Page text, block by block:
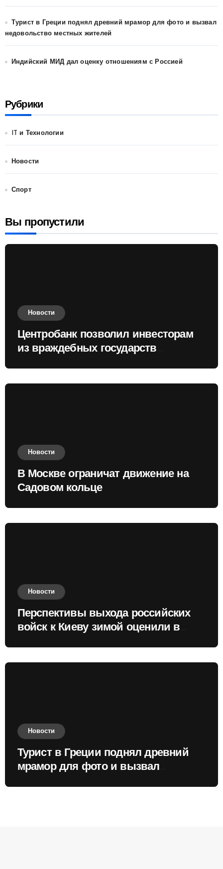
Турист в Греции поднял древний мрамор для фото и вызвал
недовольство местных жителей
Индийский МИД дал оценку отношениям с Россией
Рубрики
IT и Технологии
Новости
Спорт
Вы пропустили
Новости
Центробанк позволил инвесторам
из враждебных государств
Новости
В Москве ограничат движение на
Садовом кольце
Новости
Перспективы выхода российских
войск к Киеву зимой оценили в
Новости
Турист в Греции поднял древний
мрамор для фото и вызвал